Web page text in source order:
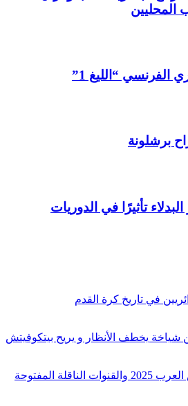
المحليين
الفرنسي “الليغ 1”
برشلونة
تأثيرًا في الدوريات
شياخة يخطف الأنظار و يريح بيتكوفيتش
المفتوحة